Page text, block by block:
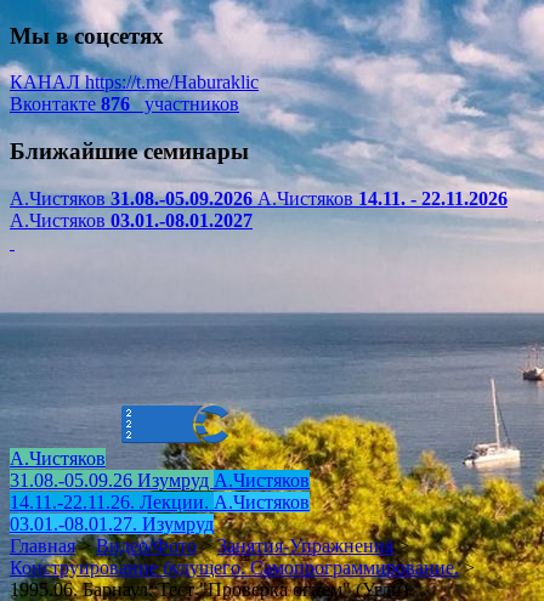
Мы в соцсетях
КАНАЛhttps://t.me/Haburaklic
Вконтакте 876участников
Ближайшие семинары
А.Чистяков31.08.-05.09.2026 А.Чистяков14.11. - 22.11.2026
А.Чистяков 03.01.-08.01.2027
А.Чистяков
31.08.-05.09.26 Изумруд А.Чистяков
14.11.-22.11.26. Лекции. А.Чистяков
03.01.-08.01.27. Изумруд
Главная > Видео/Фото > Занятия-Упражнения >
Конструирование будущего. Самопрограммирование. >
1995.06. Барнаул. Тест "Проверка огнем" (Угли).